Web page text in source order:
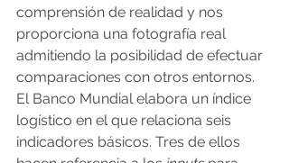
comprensión de realidad y nos
proporciona una fotografía real
admitiendo la posibilidad de efectuar
comparaciones con otros entornos.
El Banco Mundial elabora un índice
logístico en el que relaciona seis
indicadores básicos. Tres de ellos